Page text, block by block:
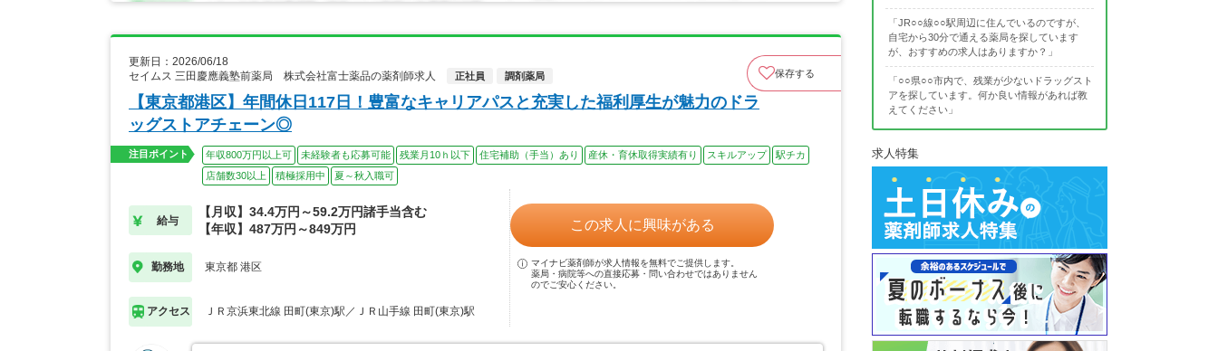
更新日：2026/06/18
セイムス 三田慶應義塾前薬局 株式会社富士薬品の薬剤師求人
正社員 調剤薬局 保存する
【東京都港区】年間休日117日！豊富なキャリアパスと充実した福利厚生が魅力のドラ
ッグストアチェーン◎
注目ポイント 年収800万円以上可 未経験者も応募可能 残業月10ｈ以下 住宅補助（手当）あり 産休・育休取得実績有り スキルアップ
駅チカ
店舗数30以上
積極採用中 夏～秋入職可
給与
【月収】34.4万円～59.2万円諸手当含む
【年収】487万円～849万円
勤務地 東京都 港区
アクセス ＪＲ京浜東北線 田町(東京)駅／ＪＲ山手線 田町(東京)駅
この求人に興味がある
マイナビ薬剤師が求人情報を無料でご提供します。
薬局・病院等への直接応募・問い合わせではありません
のでご安心ください。
「JR○○線○○駅周辺に住んでいるのですが、
自宅から30分で通える薬局を探しています
が、おすすめの求人はありますか？」
「○○県○○市内で、残業が少ないドラッグスト
アを探しています。何か良い情報があれば教
えてください」
求人特集